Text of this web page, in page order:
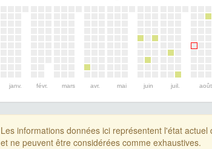
janv. févr. mars avr. mai juin juil. août
Les informations données ici représentent l'état actuel
et ne peuvent être considérées comme exhaustives.